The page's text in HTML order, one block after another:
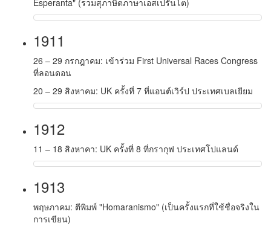
Esperanta" (รวมสุภาษิตภาษาเอสเปรันโต)
1911
26 – 29 กรกฎาคม: เข้าร่วม First Universal Races Congress
ที่ลอนดอน
20 – 29 สิงหาคม: UK ครั้งที่ 7 ที่แอนต์เวิร์ป ประเทศเบลเยียม
1912
11 – 18 สิงหาคา: UK ครั้งที่ 8 ที่กรากุฟ ประเทศโปแลนด์
1913
พฤษภาคม: ตีพิมพ์ "Homaranismo" (เป็นครั้งแรกที่ใช้ชื่อจริงใน
การเขียน)